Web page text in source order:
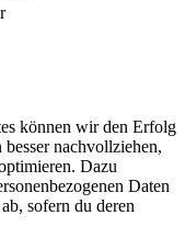
können wir den Erfolg
nachvollziehen,
Dazu
Daten
sofern du deren